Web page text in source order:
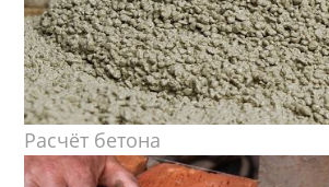
Расчёт бетона